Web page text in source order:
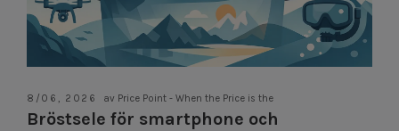
8/06, 2026 av Price Point - When the Price is the
Bröstsele för smartphone och